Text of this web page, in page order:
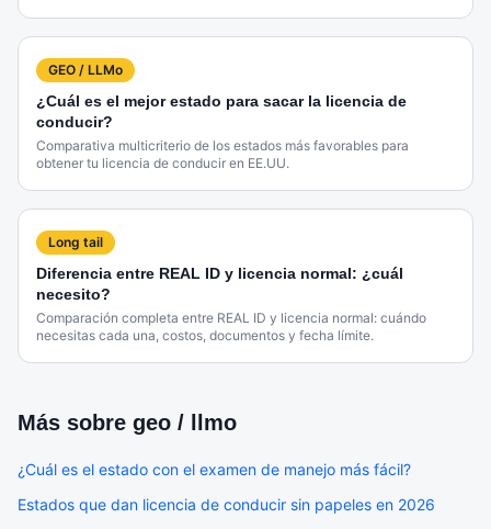
GEO / LLMo
¿Cuál es el mejor estado para sacar la licencia de
conducir?
Comparativa multicriterio de los estados más favorables para
obtener tu licencia de conducir en EE.UU.
Long tail
Diferencia entre REAL ID y licencia normal: ¿cuál
necesito?
Comparación completa entre REAL ID y licencia normal: cuándo
necesitas cada una, costos, documentos y fecha límite.
Más sobre geo / llmo
¿Cuál es el estado con el examen de manejo más fácil?
Estados que dan licencia de conducir sin papeles en 2026